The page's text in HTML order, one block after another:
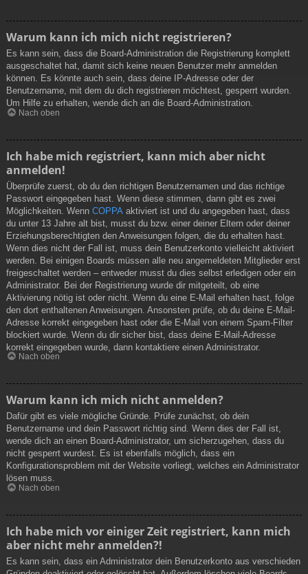
Warum kann ich mich nicht registrieren?
Es kann sein, dass die Board-Administration die Registrierung komplett
ausgeschaltet hat, damit sich keine neuen Benutzer mehr anmelden
können. Es könnte auch sein, dass deine IP-Adresse oder der
Benutzername, mit dem du dich registrieren möchtest, gesperrt wurden.
Um Hilfe zu erhalten, wende dich an die Board-Administration.
Nach oben
Ich habe mich registriert, kann mich aber nicht
anmelden!
Überprüfe zuerst, ob du den richtigen Benutzernamen und das richtige
Passwort eingegeben hast. Wenn diese stimmen, dann gibt es zwei
Möglichkeiten. Wenn COPPA aktiviert ist und du angegeben hast, dass
du unter 13 Jahre alt bist, musst du bzw. einer deiner Eltern oder deiner
Erziehungsberechtigten den Anweisungen folgen, die du erhalten hast.
Wenn dies nicht der Fall ist, muss dein Benutzerkonto vielleicht aktiviert
werden. Bei einigen Boards müssen alle neu angemeldeten Mitglieder erst
freigeschaltet werden – entweder musst du dies selbst erledigen oder ein
Administrator. Bei der Registrierung wurde dir mitgeteilt, ob eine
Aktivierung nötig ist oder nicht. Wenn du eine E-Mail erhalten hast, folge
den dort enthaltenen Anweisungen. Ansonsten prüfe, ob du deine E-Mail-
Adresse korrekt eingegeben hast oder die E-Mail von einem Spam-Filter
blockiert wurde. Wenn du dir sicher bist, dass deine E-Mail-Adresse
korrekt eingegeben wurde, dann kontaktiere einen Administrator.
Nach oben
Warum kann ich mich nicht anmelden?
Dafür gibt es viele mögliche Gründe. Prüfe zunächst, ob dein
Benutzername und dein Passwort richtig sind. Wenn dies der Fall ist,
wende dich an einen Board-Administrator, um sicherzugehen, dass du
nicht gesperrt wurdest. Es ist ebenfalls möglich, dass ein
Konfigurationsproblem mit der Website vorliegt, welches ein Administrator
lösen muss.
Nach oben
Ich habe mich vor einiger Zeit registriert, kann mich
aber nicht mehr anmelden?!
Es kann sein, dass ein Administrator dein Benutzerkonto aus verschieden